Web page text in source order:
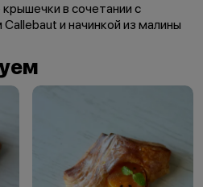
в сочетании с
и начинкой из малины